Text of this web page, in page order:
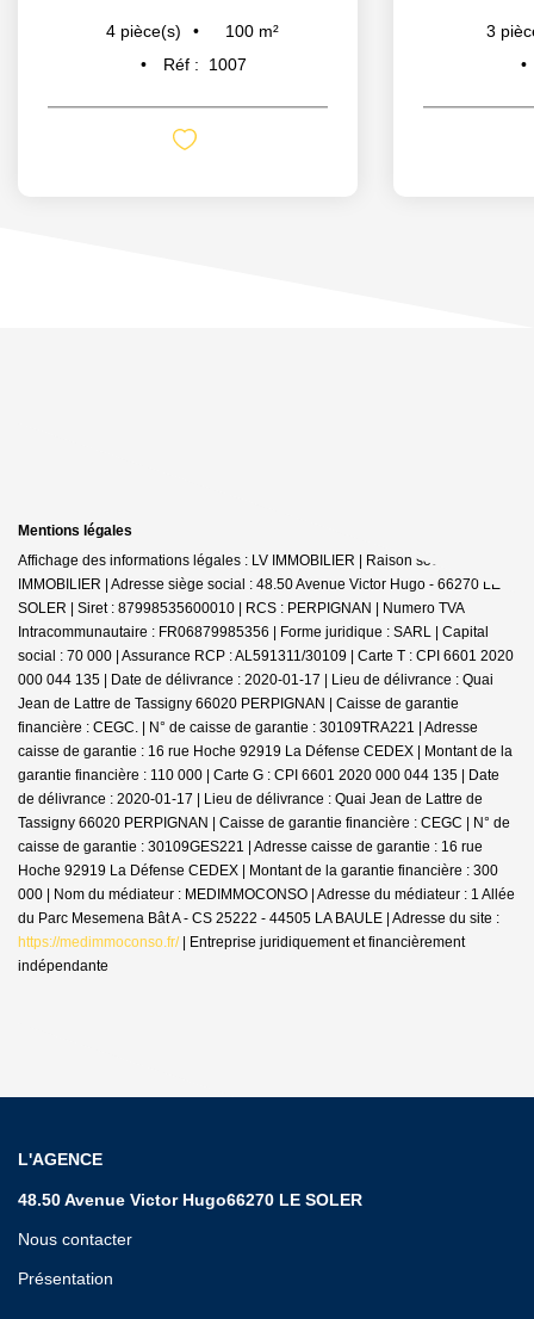
4 pièce(s) 100 m²
Réf :
1007
3
Mentions légales
Affichage des informations légales : LV IMMOBILIER | Raison sociale : LV
IMMOBILIER | Adresse siège social : 48.50 Avenue Victor Hugo - 66270 LE
SOLER | Siret : 87998535600010 | RCS : PERPIGNAN | Numero TVA
Intracommunautaire : FR06879985356 | Forme juridique : SARL | Capital
social : 70 000 | Assurance RCP : AL591311/30109 | Carte T : CPI 6601 2020
000 044 135 | Date de délivrance : 2020-01-17 | Lieu de délivrance : Quai
Jean de Lattre de Tassigny 66020 PERPIGNAN | Caisse de garantie
financière : CEGC. | N° de caisse de garantie : 30109TRA221 | Adresse
caisse de garantie : 16 rue Hoche 92919 La Défense CEDEX | Montant de la
garantie financière : 110 000 | Carte G : CPI 6601 2020 000 044 135 | Date
de délivrance : 2020-01-17 | Lieu de délivrance : Quai Jean de Lattre de
Tassigny 66020 PERPIGNAN | Caisse de garantie financière : CEGC | N° de
caisse de garantie : 30109GES221 | Adresse caisse de garantie : 16 rue
Hoche 92919 La Défense CEDEX | Montant de la garantie financière : 300
000 | Nom du médiateur : MEDIMMOCONSO | Adresse du médiateur : 1 Allée
du Parc Mesemena Bât A - CS 25222 - 44505 LA BAULE | Adresse du site :
https://medimmoconso.fr/| Entreprise juridiquement et financièrement
indépendante
L'AGENCE
48.50 Avenue Victor Hugo66270 LE SOLER
Nous contacter
Présentation